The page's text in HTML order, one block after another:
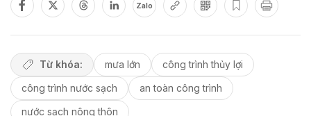
Zalo
Từ khóa: mưa lớn
công trình thủy lợi
công trình nước sạch
an toàn công trình
nước sạch nông thôn